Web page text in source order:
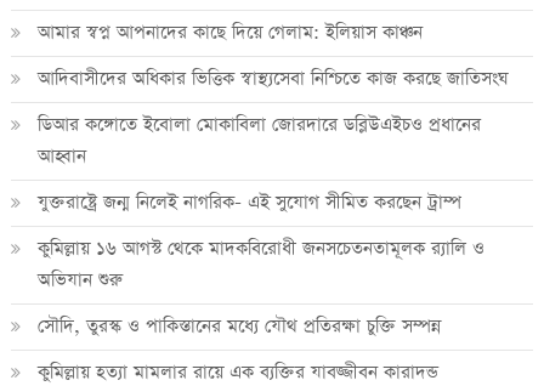
আমার স্বপ্ন আপনাদের কাছে দিয়ে গেলাম: ইলিয়াস কাঞ্চন
আদিবাসীদের অধিকার ভিত্তিক স্বাস্থ্যসেবা নিশ্চিতে কাজ করছে জাতিসংঘ
ডিআর কঙ্গোতে ইবোলা মোকাবিলা জোরদারে ডব্লিউএইচও প্রধানের
আহ্বান
যুক্তরাষ্ট্রে জন্ম নিলেই নাগরিক- এই সুযোগ সীমিত করছেন ট্রাম্প
কুমিল্লায় ১৬ আগস্ট থেকে মাদকবিরোধী জনসচেতনতামূলক র‍্যালি ও
অভিযান শুরু
সৌদি, তুরস্ক ও পাকিস্তানের মধ্যে যৌথ প্রতিরক্ষা চুক্তি সম্পন্ন
কুমিল্লায় হত্যা মামলার রায়ে এক ব্যক্তির যাবজ্জীবন কারাদন্ড